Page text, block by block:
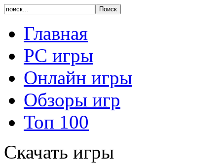
Главная
PC игры
Онлайн игры
Обзоры игр
Топ 100
Скачать игры